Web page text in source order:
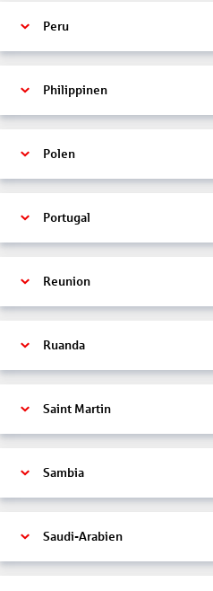
Peru
Philippinen
Polen
Portugal
Reunion
Ruanda
Saint Martin
Sambia
Saudi-Arabien